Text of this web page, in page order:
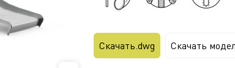
Скачать.dwg Скачать